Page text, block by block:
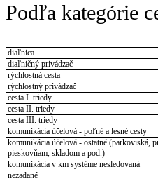
Podľa kategórie
diaľnica
diaľničný privádzač
rýchlostná cesta
rýchlostný privádzač
cesta I. triedy
cesta II. triedy
cesta III. triedy
komunikácia účelová - poľné a lesné cesty
komunikácia účelová - ostatné (parkoviská,
pieskovňam, skladom a pod.)
komunikácia v km systéme nesledovaná
nezadané